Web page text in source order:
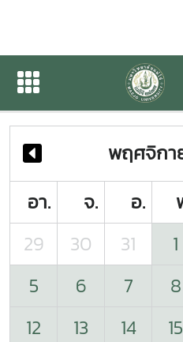
ปฏิทินกิจกรรมข
ปฏิทินกิจกรรมของหน่วยงาน
พฤศจิกา
อา.
จ. อ.
29
30 31 1
5
6 7 8
12
13 14 15